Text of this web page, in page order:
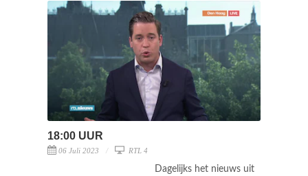
18:00 UUR
06 Juli 2023 RTL 4
Dagelijks het nieuws uit